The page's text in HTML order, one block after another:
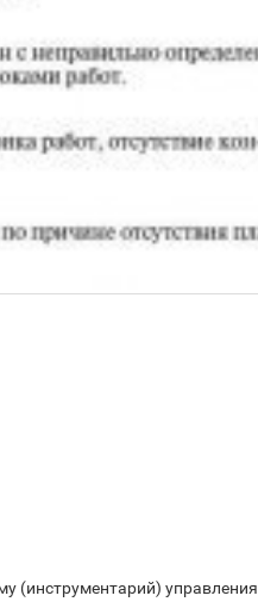
(инструментарий) управления